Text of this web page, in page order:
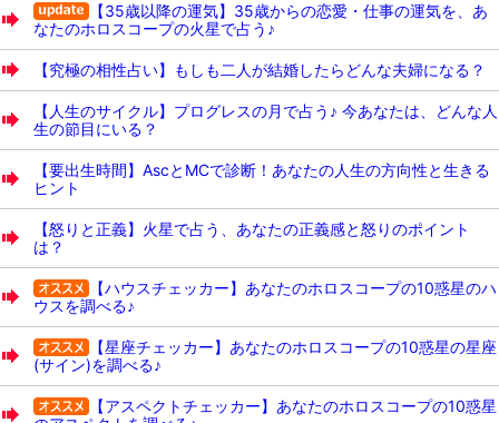
【35歳以降の運気】35歳からの恋愛・仕事の運気を、あ
なたのホロスコープの火星で占う♪
【究極の相性占い】もしも二人が結婚したらどんな夫婦になる？
【人生のサイクル】プログレスの月で占う♪ 今あなたは、どんな人
生の節目にいる？
【要出生時間】AscとMCで診断！あなたの人生の方向性と生きる
ヒント
【怒りと正義】火星で占う、あなたの正義感と怒りのポイント
は？
【ハウスチェッカー】あなたのホロスコープの10惑星のハ
ウスを調べる♪
【星座チェッカー】あなたのホロスコープの10惑星の星座
(サイン)を調べる♪
【アスペクトチェッカー】あなたのホロスコープの10惑星